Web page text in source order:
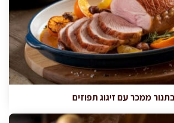
ממכר עם זיגוג תפוזים